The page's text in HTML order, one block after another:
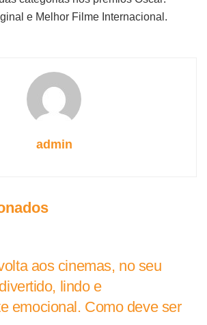
e Melhor Filme Internacional.
admin
aos cinemas, no seu
lindo e
emocional. Como deve ser